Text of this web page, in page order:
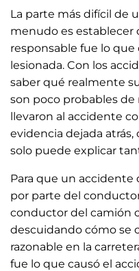
La parte más difícil de
menudo es establecer
responsable fue lo que
lesionada. Con los
saber qué realmente
son poco probables de
llevaron al accidente
evidencia dejada
solo puede explicar
Para que un accidente
por parte del
conductor del camión
descuidando cómo se
razonable en la
fue lo que causó el